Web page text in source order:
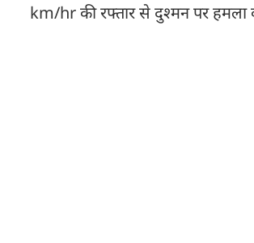
km/hr की रफ्तार से दुश्मन पर हमला